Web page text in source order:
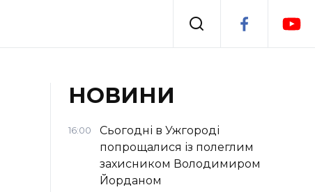
Події
НОВИНИ
16:00
Сьогодні в Ужгороді
попрощалися із полеглим
захисником Володимиром
Йорданом